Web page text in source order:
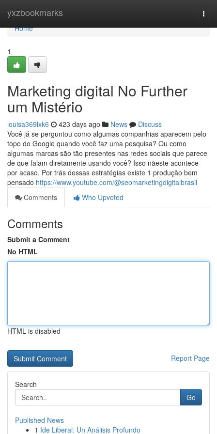
yxzbookmarks
Home
Home
1
Marketing digital No Further
um Mistério
louisa369lxk6 423 days ago News
Discuss
Você já se perguntou como algumas companhias aparecem pelo
topo do Google quando você faz uma pesquisa? Ou como
algumas marcas são tão presentes nas redes sociais que parece
de que falam diretamente usando você? Isso nãeste acontece
por acaso. Por trás dessas estratégias existe 1 produção bem
pensado https://www.youtube.com/@seomarketingdigitalbrasil
Comments
Who Upvoted
Comments
Submit a Comment
No HTML
HTML is disabled
Report Page
Search
Go
Published News
1 Ide Liberal: Un Análisis Profundo